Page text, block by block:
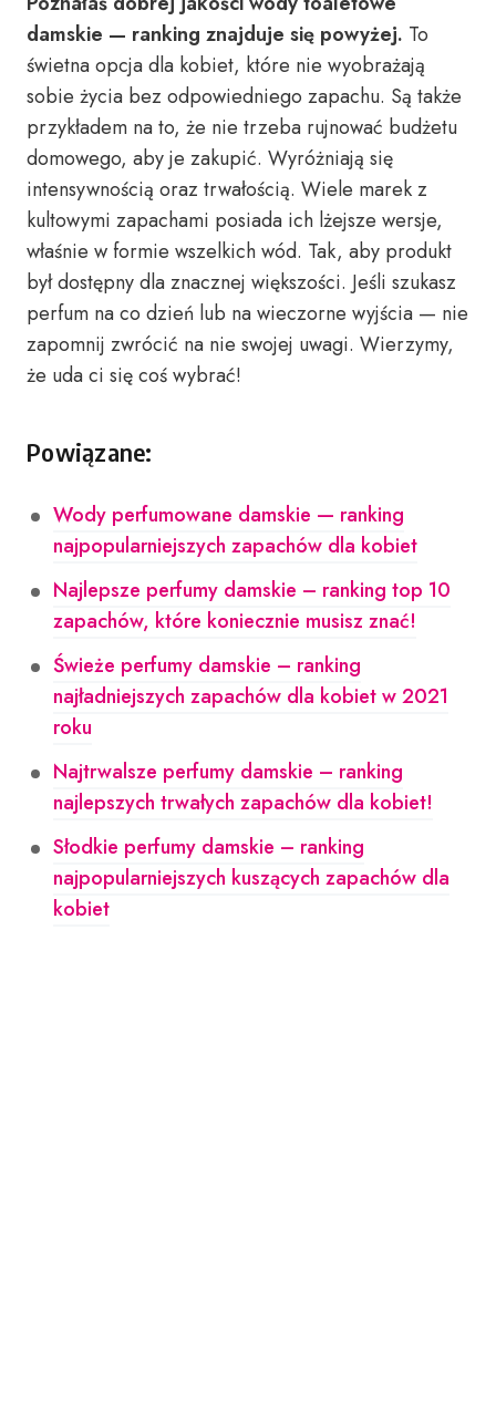
damskie — ranking znajduje się powyżej. To
świetna opcja dla kobiet, które nie wyobrażają
sobie życia bez odpowiedniego zapachu. Są także
przykładem na to, że nie trzeba rujnować budżetu
domowego, aby je zakupić. Wyróżniają się
intensywnością oraz trwałością. Wiele marek z
kultowymi zapachami posiada ich lżejsze wersje,
właśnie w formie wszelkich wód. Tak, aby produkt
był dostępny dla znacznej większości. Jeśli szukasz
perfum na co dzień lub na wieczorne wyjścia — nie
zapomnij zwrócić na nie swojej uwagi. Wierzymy,
że uda ci się coś wybrać!
Powiązane:
Wody perfumowane damskie — ranking
najpopularniejszych zapachów dla kobiet
Najlepsze perfumy damskie – ranking top 10
zapachów, które koniecznie musisz znać!
Świeże perfumy damskie – ranking
najładniejszych zapachów dla kobiet w 2021
roku
Najtrwalsze perfumy damskie – ranking
najlepszych trwałych zapachów dla kobiet!
Słodkie perfumy damskie – ranking
najpopularniejszych kuszących zapachów dla
kobiet